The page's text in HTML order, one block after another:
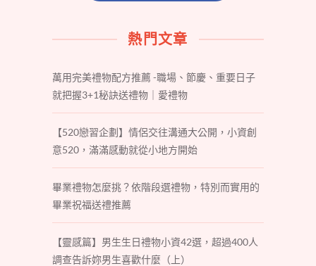
熱門文章
萬用完美禮物配方推薦 -職場、節慶、重要日子
就把握3+1秘訣送禮物｜愛禮物
【520戀習企劃】情侶交往溝通大公開，小資創
意520，滿滿感動就從小地方開始
畢業禮物怎麼挑？依階段選禮物，特別而實用的
畢業祝福送禮推薦
【靈感篇】男生生日禮物小資42選，超過400人
調查告訴妳男生喜歡什麼（上）